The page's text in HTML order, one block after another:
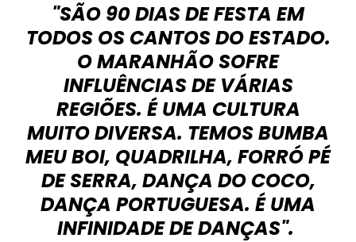
"SÃO 90 DIAS DE FESTA EM
TODOS OS CANTOS DO ESTADO.
O MARANHÃO SOFRE
INFLUÊNCIAS DE VÁRIAS
REGIÕES. É UMA CULTURA
MUITO DIVERSA. TEMOS BUMBA
MEU BOI, QUADRILHA, FORRÓ PÉ
DE SERRA, DANÇA DO COCO,
DANÇA PORTUGUESA. É UMA
INFINIDADE DE DANÇAS".